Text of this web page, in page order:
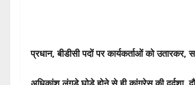
प्रधान, बीडीसी पदों पर कार्यकर्ताओं को उतारकर,